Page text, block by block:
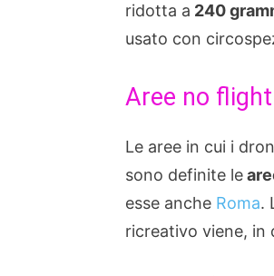
ridotta a 240
usato con
Aree no flight
Le aree in cui i
sono definite le
esse anche Roma.
ricreativo viene, in